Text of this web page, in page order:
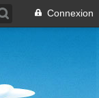
Connexion